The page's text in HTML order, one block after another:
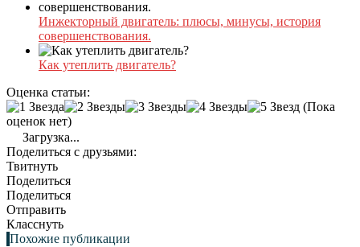
Инжекторный двигатель: плюсы, минусы, история
совершенствования.
Как утеплить двигатель?
Оценка статьи:
(Пока
оценок нет)
Загрузка...
Поделиться с друзьями:
Твитнуть
Поделиться
Поделиться
Отправить
Класснуть
Похожие публикации